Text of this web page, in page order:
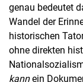
genau bedeutet
Wandel der
historischen
ohne direkten
kannein